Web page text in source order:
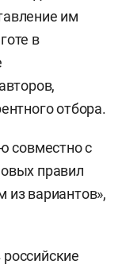
им
в
отбора.
совместно с
правил
вариантов»,